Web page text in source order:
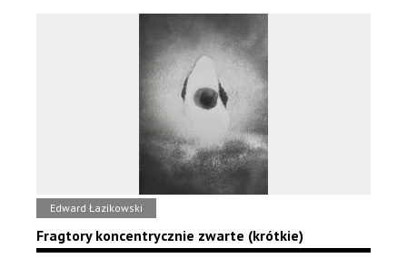
Edward Łazikowski
Fragtory koncentrycznie zwarte (krótkie)